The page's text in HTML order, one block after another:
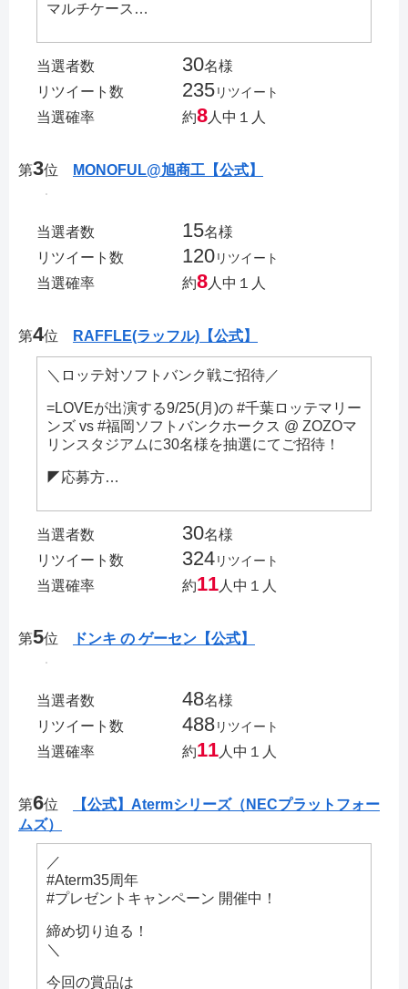
マルチケース…
当選者数 30名様
リツイート数
235リツイート
当選確率 約8 人中１人
第3位 MONOFUL@旭商工【公式】
当選者数 15名様
リツイート数
120リツイート
当選確率 約8 人中１人
第4位 RAFFLE(ラッフル)【公式】
＼ロッテ対ソフトバンク戦ご招待／
=LOVEが出演する9/25(月)の #千葉ロッテマリー
ンズ vs #福岡ソフトバンクホークス @ ZOZOマ
リンスタジアムに30名様を抽選にてご招待！
◤応募方…
当選者数 30名様
リツイート数
324リツイート
当選確率 約11 人中１人
第5位 ドンキ の ゲーセン【公式】
当選者数 48名様
リツイート数
488リツイート
当選確率 約11 人中１人
第6位
【公式】Atermシリーズ（NECプラットフォー
ムズ）
／
#Aterm35周年
#プレゼントキャンペーン 開催中！
締め切り迫る！
＼
今回の賞品は